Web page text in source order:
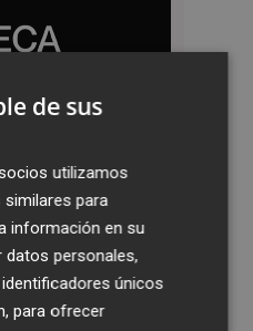
de sus
utilizamos
para
información en su
datos personales,
únicos
para ofrecer